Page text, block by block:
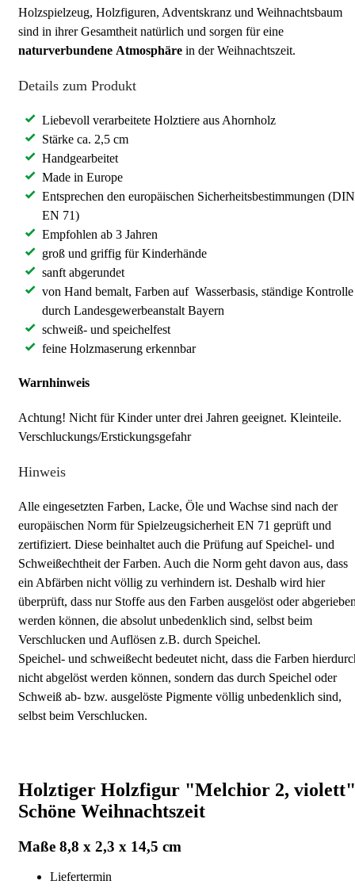
Holzspielzeug, Holzfiguren, Adventskranz und Weihnachtsbaum
sind in ihrer Gesamtheit natürlich und sorgen für eine
naturverbundene Atmosphäre in der Weihnachtszeit.
Details zum Produkt
Liebevoll verarbeitete Holztiere aus Ahornholz
Stärke ca. 2,5 cm
Handgearbeitet
Made in Europe
Entsprechen den europäischen Sicherheitsbestimmungen (DIN
EN 71)
Empfohlen ab 3 Jahren
groß und griffig für Kinderhände
sanft abgerundet
von Hand bemalt, Farben auf Wasserbasis, ständige Kontrolle
durch Landesgewerbeanstalt Bayern
schweiß- und speichelfest
feine Holzmaserung erkennbar
Warnhinweis
Achtung! Nicht für Kinder unter drei Jahren geeignet. Kleinteile.
Verschluckungs/Erstickungsgefahr
Hinweis
Alle eingesetzten Farben, Lacke, Öle und Wachse sind nach der
europäischen Norm für Spielzeugsicherheit EN 71 geprüft und
zertifiziert. Diese beinhaltet auch die Prüfung auf Speichel- und
Schweißechtheit der Farben. Auch die Norm geht davon aus, dass
ein Abfärben nicht völlig zu verhindern ist. Deshalb wird hier
überprüft, dass nur Stoffe aus den Farben ausgelöst oder
werden können, die absolut unbedenklich sind, selbst beim
Verschlucken und Auflösen z.B. durch Speichel.
Speichel- und schweißecht bedeutet nicht, dass die Farben
nicht abgelöst werden können, sondern das durch Speichel oder
Schweiß ab- bzw. ausgelöste Pigmente völlig unbedenklich sind,
selbst beim Verschlucken.
Holztiger Holzfigur "Melchior 2, violett"
Schöne Weihnachtszeit
Maße 8,8 x 2,3 x 14,5 cm
Liefertermin